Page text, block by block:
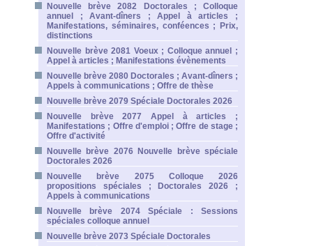
Nouvelle brève 2082 Doctorales ; Colloque
annuel ; Avant-dîners ; Appel à articles ;
Manifestations, séminaires, conféences ; Prix,
distinctions
Nouvelle brève 2081 Voeux ; Colloque annuel ;
Appel à articles ; Manifestations évènements
Nouvelle brève 2080 Doctorales ; Avant-dîners ;
Appels à communications ; Offre de thèse
Nouvelle brève 2079 Spéciale Doctorales 2026
Nouvelle brève 2077 Appel à articles ;
Manifestations ; Offre d'emploi ; Offre de stage ;
Offre d'activité
Nouvelle brève 2076 Nouvelle brève spéciale
Doctorales 2026
Nouvelle brève 2075 Colloque 2026
propositions spéciales ; Doctorales 2026 ;
Appels à communications
Nouvelle brève 2074 Spéciale : Sessions
spéciales colloque annuel
Nouvelle brève 2073 Spéciale Doctorales